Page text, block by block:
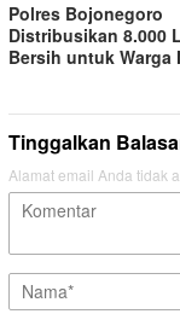
Polres Bojonegoro
Distribusikan 8.000
Bersih untuk Warga
Tinggalkan
Alamat email Anda tidak